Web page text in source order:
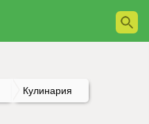
Кулинария